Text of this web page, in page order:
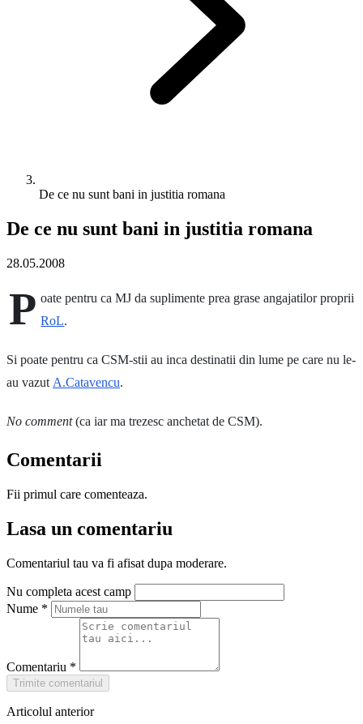
De ce nu sunt bani in justitia romana
De ce nu sunt bani in justitia romana
28.05.2008
P oate pentru ca MJ da suplimente prea grase angajatilor proprii
RoL.
Si poate pentru ca CSM-stii au inca destinatii din lume pe care nu le-
au vazut A.Catavencu.
No comment(ca iar ma trezesc anchetat de CSM).
Comentarii
Fii primul care comenteaza.
Lasa un comentariu
Comentariul tau va fi afisat dupa moderare.
Nu completa acest camp
Nume *
Comentariu *
Trimite comentariul
Articolul anterior